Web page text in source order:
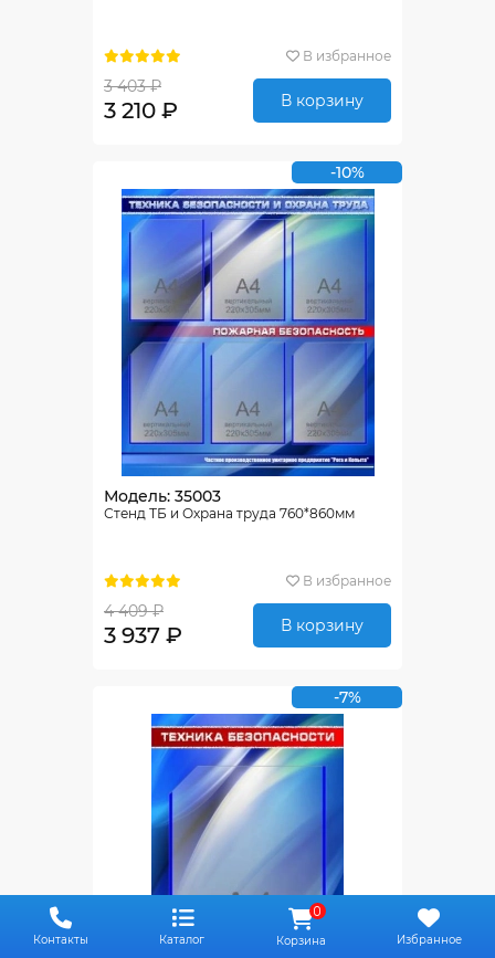
Контакты Каталог
0
Корзина Избранное
В избранное
3 403 ₽
3 210 ₽ В корзину
-10%
Модель: 35003
Стенд ТБ и Охрана труда 760*860мм
В избранное
4 409 ₽
3 937 ₽ В корзину
-7%